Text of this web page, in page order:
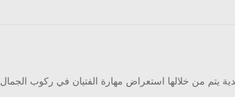
يتم من خلالها استعراض مهارة الفتيان في ركوب الجمال